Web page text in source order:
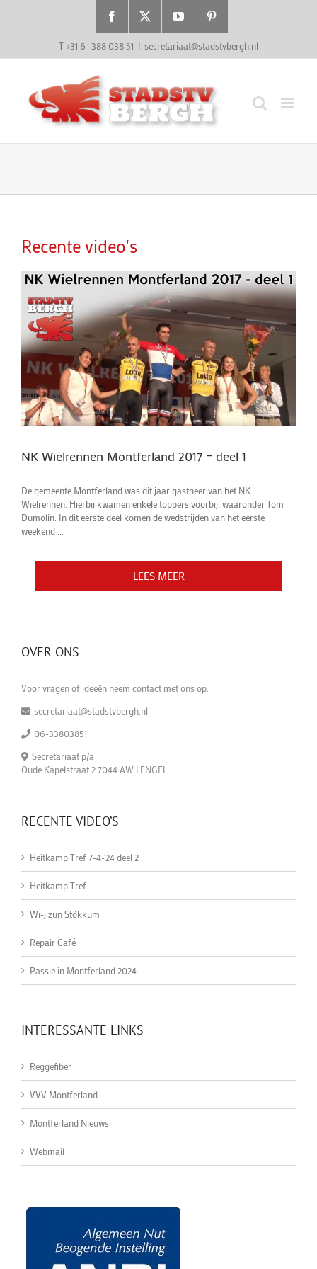
Facebook YouTube
T +31 6 -388 038 51 | secretariaat@stadstvbergh.nl
Recente video's
NK Wielrennen Montferland 2017 – deel 1
De gemeente Montferland was dit jaar gastheer van het NK
Wielrennen. Hierbij kwamen enkele toppers voorbij, waaronder Tom
Dumolin. In dit eerste deel komen de wedstrijden van het eerste
weekend ...
LEES MEER
OVER ONS
Voor vragen of ideeën neem contact met ons op.
secretariaat@stadstvbergh.nl
06-33803851
Secretariaat p/a
Oude Kapelstraat 2 7044 AW LENGEL
RECENTE VIDEO’S
Heitkamp Tref 7-4-'24 deel 2
Heitkamp Tref
Wi-j zun Stökkum
Repair Café
Passie in Montferland 2024
INTERESSANTE LINKS
Reggefiber
VVV Montferland
Montferland Nieuws
Webmail